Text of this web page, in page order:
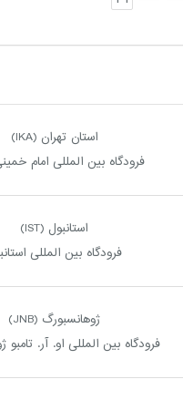
استان تهران (IKA)
فرودگاه بین المللی امام
استانبول (IST)
فرودگاه بین المللی
ژوهانسبورگ (JNB)
فرودگاه بین المللی او. آر. تامبو